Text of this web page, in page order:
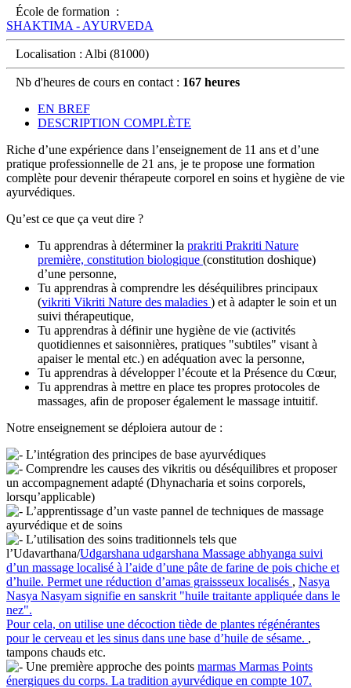
École de formation :
SHAKTIMA - AYURVEDA
Localisation : Albi (81000)
Nb d'heures de cours en contact : 167 heures
EN BREF
DESCRIPTION COMPLÈTE
Riche d’une expérience dans l’enseignement de 11 ans et d’une
pratique professionnelle de 21 ans, je te propose une formation
complète pour devenir thérapeute corporel en soins et hygiène de vie
ayurvédiques.
Qu’est ce que ça veut dire ?
Tu apprendras à déterminer la prakriti Prakriti Nature
première, constitution biologique (constitution doshique)
d’une personne,
Tu apprendras à comprendre les déséquilibres principaux
(vikriti Vikriti Nature des maladies ) et à adapter le soin et un
suivi thérapeutique,
Tu apprendras à définir une hygiène de vie (activités
quotidiennes et saisonnières, pratiques "subtiles" visant à
apaiser le mental etc.) en adéquation avec la personne,
Tu apprendras à développer l’écoute et la Présence du Cœur,
Tu apprendras à mettre en place tes propres protocoles de
massages, afin de proposer également le massage intuitif.
Notre enseignement se déploiera autour de :
L’intégration des principes de base ayurvédiques
Comprendre les causes des vikritis ou déséquilibres et proposer
un accompagnement adapté (Dhynacharia et soins corporels,
lorsqu’applicable)
L’apprentissage d’un vaste pannel de techniques de massage
ayurvédique et de soins
L’utilisation des soins traditionnels tels que
l’Udavarthana/Udgarshana udgarshana Massage abhyanga suivi
d’un massage localisé à l’aide d’une pâte de farine de pois chiche et
d’huile. Permet une réduction d’amas graissseux localisés , Nasya
Nasya Nasyam signifie en sanskrit "huile traitante appliquée dans le
nez".
Pour cela, on utilise une décoction tiède de plantes régénérantes
pour le cerveau et les sinus dans une base d’huile de sésame. ,
tampons chauds etc.
Une première approche des points marmas Marmas Points
énergiques du corps. La tradition ayurvédique en compte 107.